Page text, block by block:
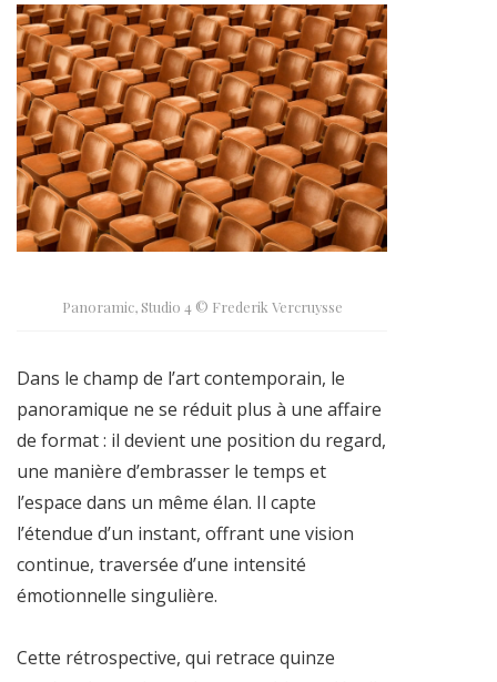
Panoramic, Studio 4 © Frederik Vercruysse
Dans le champ de l’art contemporain, le
panoramique ne se réduit plus à une affaire
de format : il devient une position du regard,
une manière d’embrasser le temps et
l’espace dans un même élan. Il capte
l’étendue d’un instant, offrant une vision
continue, traversée d’une intensité
émotionnelle singulière.
Cette rétrospective, qui retrace quinze